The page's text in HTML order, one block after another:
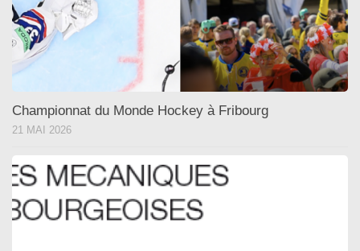
Championnat du Monde Hockey à Fribourg
21 MAI 2026